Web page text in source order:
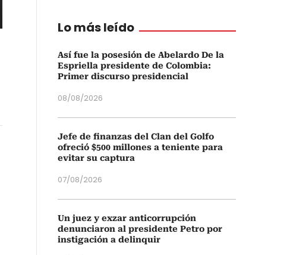
Lo más leído
Así fue la posesión de Abelardo De la
Espriella presidente de Colombia:
Primer discurso presidencial
08/08/2026
Jefe de finanzas del Clan del Golfo
ofreció $500 millones a teniente para
evitar su captura
07/08/2026
Un juez y exzar anticorrupción
denunciaron al presidente Petro por
instigación a delinquir